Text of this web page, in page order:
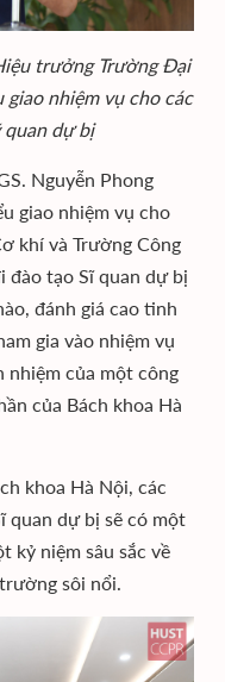
trưởng Trường Đại
nhiệm vụ cho các
quan dự bị
Nguyễn Phong
giao nhiệm vụ cho
khí và Trường Công
đào tạo Sĩ quan dự bị
đánh giá cao tinh
gia vào nhiệm vụ
nhiệm của một công
của Bách khoa Hà
khoa Hà Nội, các
quan dự bị sẽ có một
kỷ niệm sâu sắc về
sôi nổi.